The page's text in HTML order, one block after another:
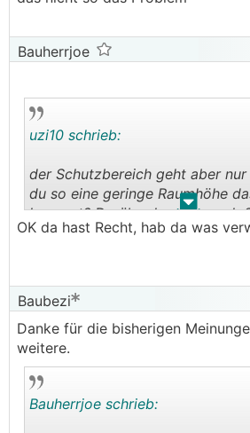
Bauherrjoe
. .
uzi10 schrieb:
der Schutzbereich geht aber
du so eine geringe Raumhöhe
kommst? Darüber kann er auch
Vor allem in Beton oder
OK da hast Recht, hab da was
Baubezi
Danke für die bisherigen
weitere.
Bauherrjoe schrieb: